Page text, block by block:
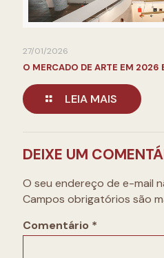
27/01/2026
O MERCADO DE ARTE EM 2026
LEIA MAIS
DEIXE UM
O seu endereço de e-mail
Campos obrigatórios são
Comentário *